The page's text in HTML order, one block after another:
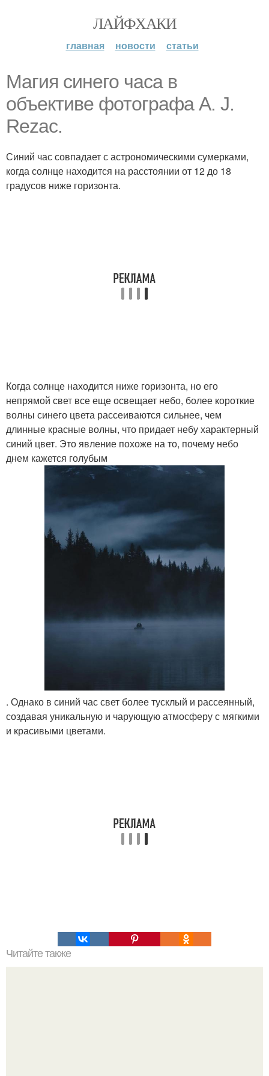
ЛАЙФХАКИ
главная новости статьи
Магия синего часа в
объективе фотографа A. J.
Rezac.
Синий час совпадает с астрономическими сумерками,
когда солнце находится на расстоянии от 12 до 18
градусов ниже горизонта.
Когда солнце находится ниже горизонта, но его
непрямой свет все еще освещает небо, более короткие
волны синего цвета рассеиваются сильнее, чем
длинные красные волны, что придает небу характерный
синий цвет. Это явление похоже на то, почему небо
днем кажется голубым
. Однако в синий час свет более тусклый и рассеянный,
создавая уникальную и чарующую атмосферу с мягкими
и красивыми цветами.
Читайте также